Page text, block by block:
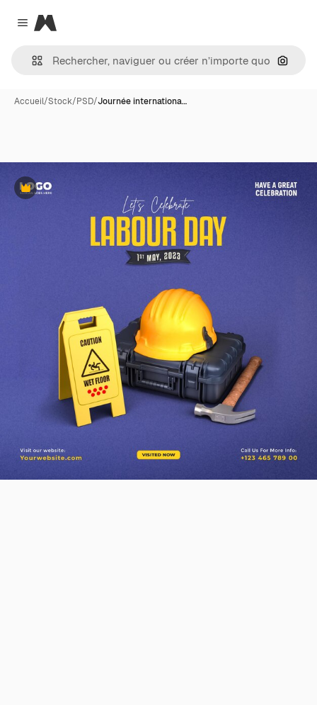
Close menu
Magnific
Accueil/Stock/PSD/Journée internationa…
Premium